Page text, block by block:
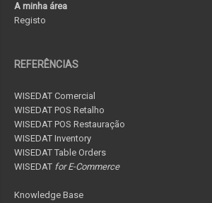
A minha área
Registo
REFERÊNCIAS
WISEDAT Comercial
WISEDAT POS Retalho
WISEDAT POS Restauração
WISEDAT Inventory
WISEDAT Table Orders
WISEDAT for E-Commerce
Knowledge Base